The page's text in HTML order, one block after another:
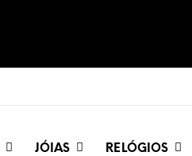
JÓIAS RELÓGIOS